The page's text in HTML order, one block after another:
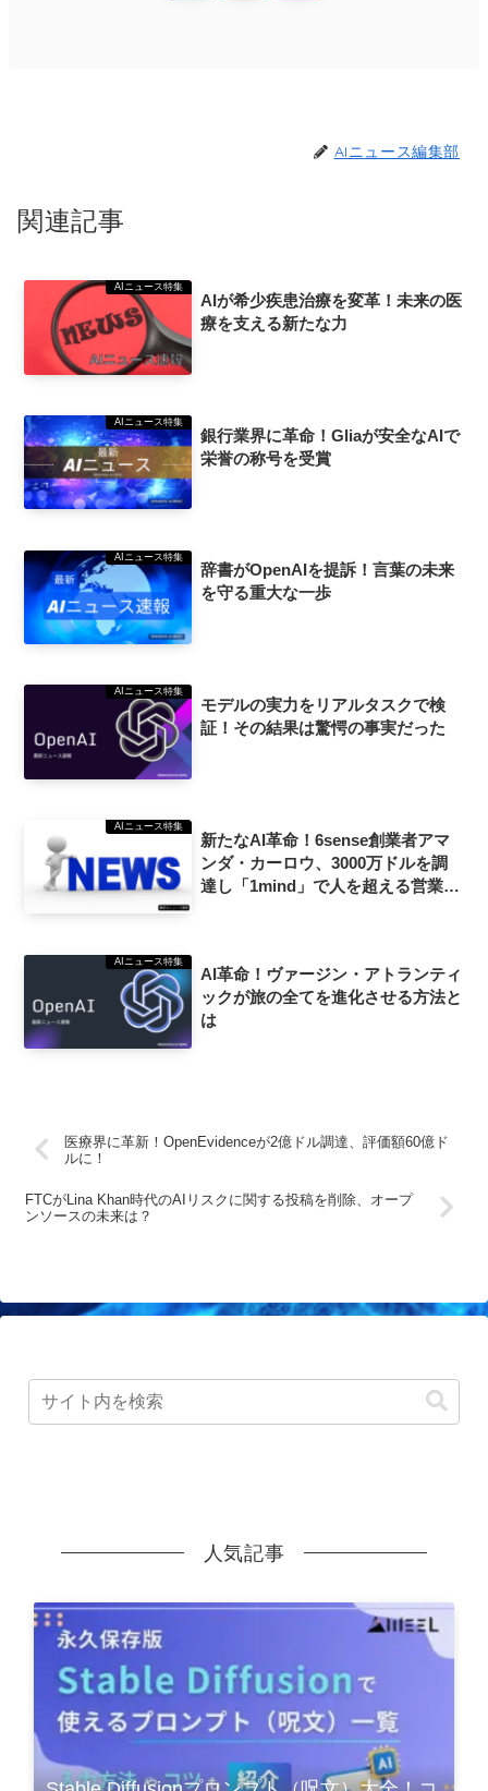
AIニュース編集部
関連記事
AIニュース特集
AIが希少疾患治療を変革！未来の医
療を支える新たな力
AIニュース特集
銀行業界に革命！Gliaが安全なAIで
栄誉の称号を受賞
AIニュース特集
辞書がOpenAIを提訴！言葉の未来
を守る重大な一歩
AIニュース特集
モデルの実力をリアルタスクで検
証！その結果は驚愕の事実だった
AIニュース特集
新たなAI革命！6sense創業者アマ
ンダ・カーロウ、3000万ドルを調
達し「1mind」で人を超える営業力
AIニュース特集
AI革命！ヴァージン・アトランティ
ックが旅の全てを進化させる方法と
は
医療界に革新！OpenEvidenceが2億ドル調達、評価額60億ド
ルに！
FTCがLina Khan時代のAIリスクに関する投稿を削除、オープ
ンソースの未来は？
人気記事